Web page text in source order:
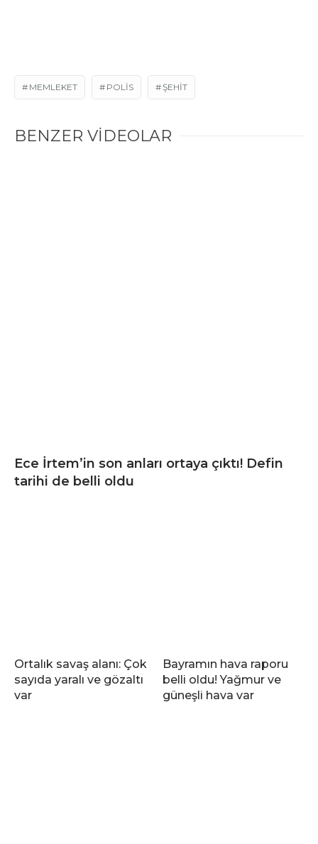
MEMLEKET POLIS ŞEHIT
BENZER VİDEOLAR
Ece İrtem’in son anları ortaya çıktı! Defin
tarihi de belli oldu
Ortalık savaş alanı: Çok
sayıda yaralı ve gözaltı
var
Bayramın hava raporu
belli oldu! Yağmur ve
güneşli hava var